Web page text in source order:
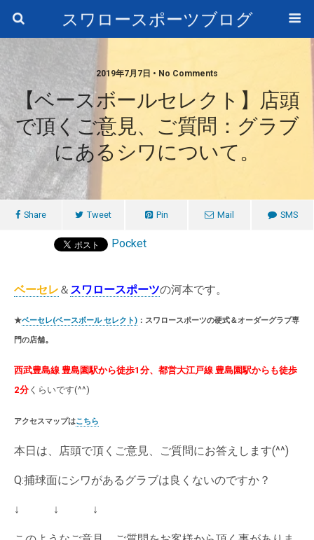
スワロースポーツブログ
2019年7月7日 • No Comments
【ベースボールセレクト】店頭
で頂くご意見、ご質問：グラブ
にあるシワについて。
Share Tweet Pin Mail SMS
Pocket
ベーセレ ＆ スワロースポーツの河本です。
★ベーセレ(ベースボール セレクト) ：スワロースポーツの硬式＆オーダーグラブ専
門の店舗。
西武豊島線 豊島園駅から徒歩1分、都営大江戸線 豊島園駅からも徒歩
2分くらいです(^^)
アクセスマップはこちら
本日は、店頭で頂くご意見、ご質問にお答えします(^^)
Q:捕球面にシワがあるグラブは良くないのですか？
↓ ↓ ↓